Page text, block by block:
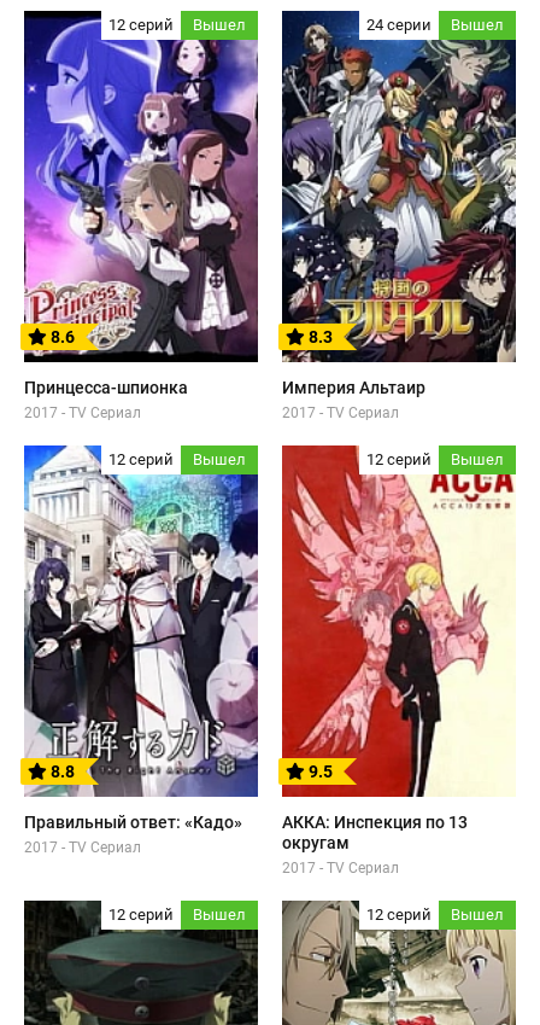
12 серий Вышел
8.6
Принцесса-шпионка
2017 - TV Сериал
24 серии Вышел
8.3
Империя Альтаир
2017 - TV Сериал
12 серий Вышел
8.8
Правильный ответ: «Кадо»
2017 - TV Сериал
12 серий Вышел
9.5
АККА: Инспекция по 13
округам
2017 - TV Сериал
12 серий Вышел 12 серий Вышел